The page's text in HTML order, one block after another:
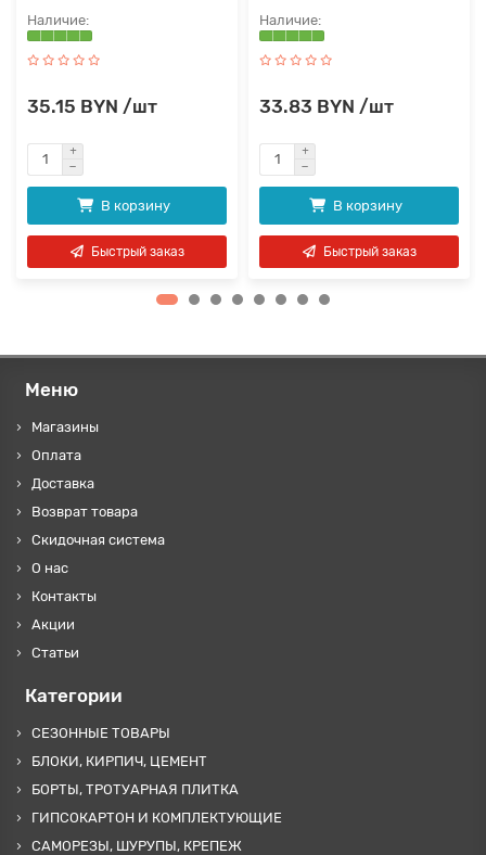
35.15 BYN /шт
В корзину
Быстрый заказ
33.83 BYN /шт
В корзину
Быстрый заказ
Меню
Магазины
Оплата
Доставка
Возврат товара
Скидочная система
О нас
Контакты
Акции
Статьи
Категории
СЕЗОННЫЕ ТОВАРЫ
БЛОКИ, КИРПИЧ, ЦЕМЕНТ
БОРТЫ, ТРОТУАРНАЯ ПЛИТКА
ГИПСОКАРТОН И КОМПЛЕКТУЮЩИЕ
САМОРЕЗЫ, ШУРУПЫ, КРЕПЕЖ